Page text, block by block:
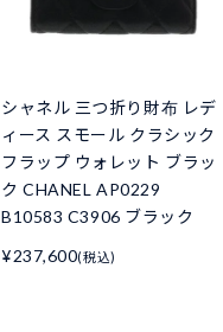
シャネル 三つ折り財布 レデ
ィース スモール クラシック
フラップ ウォレット ブラッ
ク CHANEL AP0229
B10583 C3906 ブラック
¥237,600(税込)